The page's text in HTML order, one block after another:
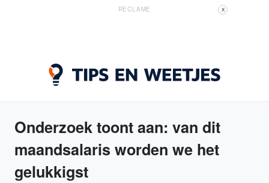
RECLAME X
Onderzoek toont aan: van dit
maandsalaris worden we het
gelukkigst